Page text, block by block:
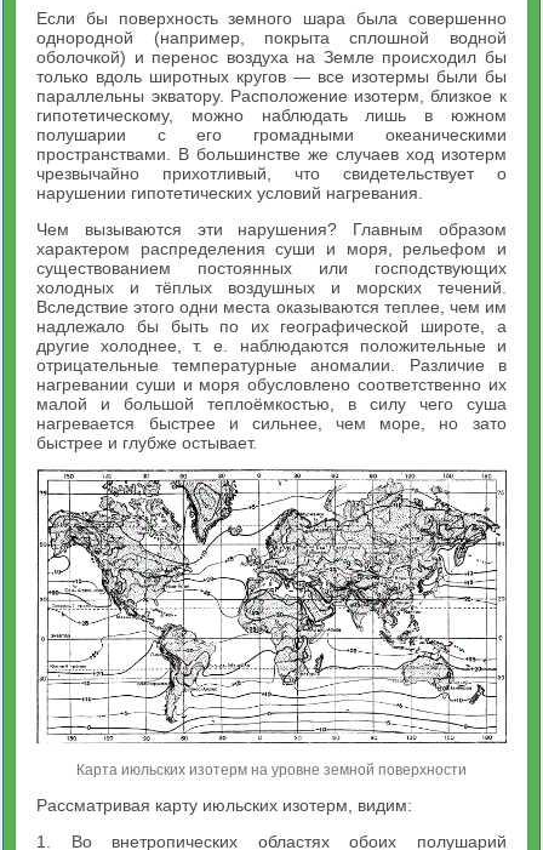
Если бы поверхность земного шара была совершенно
однородной (например, покрыта сплошной водной
оболочкой) и перенос воздуха на Земле происходил бы
только вдоль широтных кругов — все изотермы были бы
параллельны экватору. Расположение изотерм, близкое к
гипотетическому, можно наблюдать лишь в южном
полушарии с его громадными океаническими
пространствами. В большинстве же случаев ход изотерм
чрезвычайно прихотливый, что свидетельствует о
нарушении гипотетических условий нагревания.
Чем вызываются эти нарушения? Главным образом
характером распределения суши и моря, рельефом и
существованием постоянных или господствующих
холодных и тёплых воздушных и морских течений.
Вследствие этого одни места оказываются теплее, чем им
надлежало бы быть по их географической широте, а
другие холоднее, т. е. наблюдаются положительные и
отрицательные температурные аномалии. Различие в
нагревании суши и моря обусловлено соответственно их
малой и большой теплоёмкостью, в силу чего суша
нагревается быстрее и сильнее, чем море, но зато
быстрее и глубже остывает.
Карта июльских изотерм на уровне земной поверхности
Рассматривая карту июльских изотерм, видим:
1. Во внетропических областях обоих полушарий